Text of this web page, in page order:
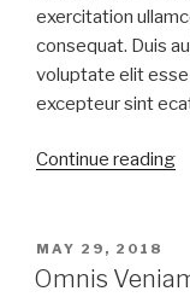
exercitation
consequat. Duis
voluptate elit esse
excepteur sint
Continue reading
MAY 29, 2018
Omnis